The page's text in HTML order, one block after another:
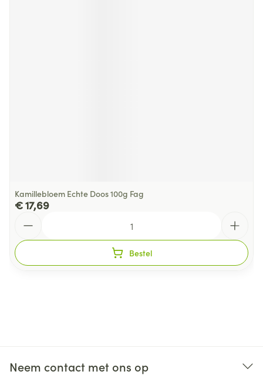
Kamillebloem Echte Doos 100g Fag
€ 17,69
Bestel
Neem contact met ons op